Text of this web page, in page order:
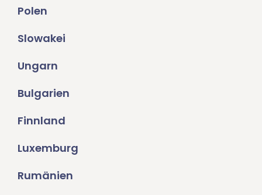
Polen
Slowakei
Ungarn
Bulgarien
Finnland
Luxemburg
Rumänien